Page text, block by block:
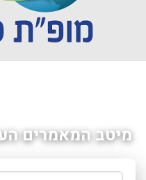
מיטב המאמרים